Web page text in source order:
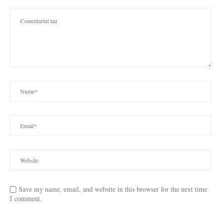
Save my name, email, and website in this browser for the next time
I comment.